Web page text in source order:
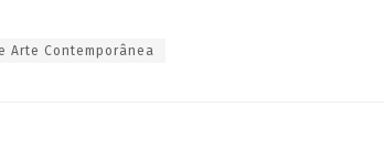
Arte Contemporânea